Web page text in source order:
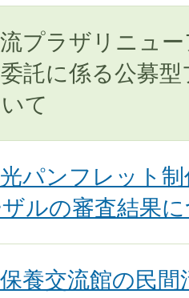
プラザリニュ
託に係る公募
て
パンフレット
ルの審査結果
養交流館の民